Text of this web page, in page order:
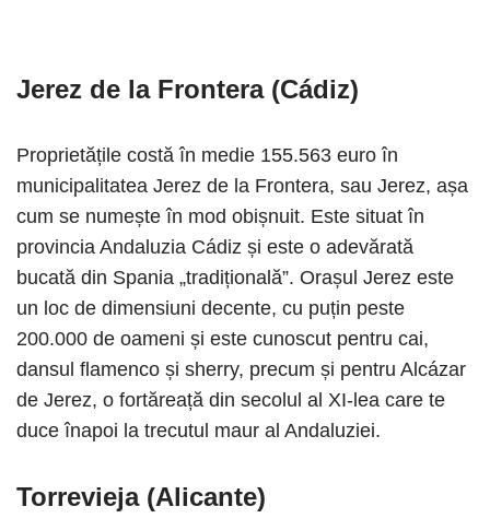
Jerez de la Frontera (Cádiz)
Proprietățile costă în medie 155.563 euro în
municipalitatea Jerez de la Frontera, sau Jerez, așa
cum se numește în mod obișnuit. Este situat în
provincia Andaluzia Cádiz și este o adevărată
bucată din Spania „tradițională”. Orașul Jerez este
un loc de dimensiuni decente, cu puțin peste
200.000 de oameni și este cunoscut pentru cai,
dansul flamenco și sherry, precum și pentru Alcázar
de Jerez, o fortăreață din secolul al XI-lea care te
duce înapoi la trecutul maur al Andaluziei.
Torrevieja (Alicante)